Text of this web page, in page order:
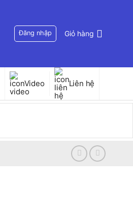
Đăng nhập Giỏ hàng
Video Liên hệ